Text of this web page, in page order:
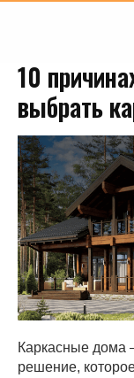
10
выбрать
Каркасные дома
решение,